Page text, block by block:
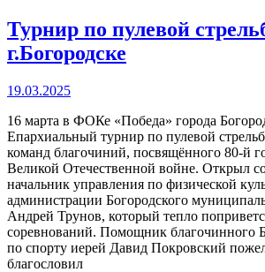
Турнир по пулевой
г.Богородске
19.03.2025
16 марта в ФОКе «Победа» города
Епархиальный турнир по пулевой
команд благочиний, посвящённого 80-й
Великой Отечественной войне. Открыл
начальник управления по физической
администрации Богородского
Андрей Трунов, который тепло
соревнований. Помощник благочинного
по спорту иерей Давид Покровский
благословил